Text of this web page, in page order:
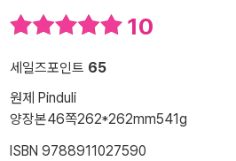
10
세일즈포인트 65
원제 Pinduli
양장본46쪽262*262mm541g
ISBN 9788911027590